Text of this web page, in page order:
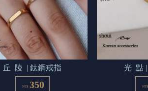
NT$ 350
丘  陵  | 鈦鋼戒指
NT$
光  點